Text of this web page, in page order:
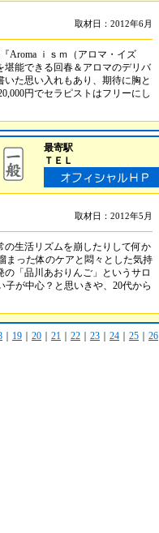
取材日：2012年6月
Aroma ｉｓｍ（アロマ・イズ
能できる回春＆アロマのデリバ
た思い入れもあり、期待に胸と
円でセラピストはフリーにし
最寄駅
ＴＥＬ
取材日：2012年5月
の生活リズムを崩したりして何か
まった体のケアと悶々とした気持
「品川あおりんご」というサロ
子が中心？と思いきや、20代から
19 20 21 22 23 24 25 26